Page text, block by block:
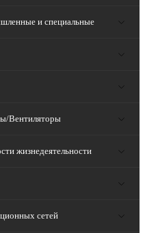
и специальные
Вентиляторы
жизнедеятельности
сетей